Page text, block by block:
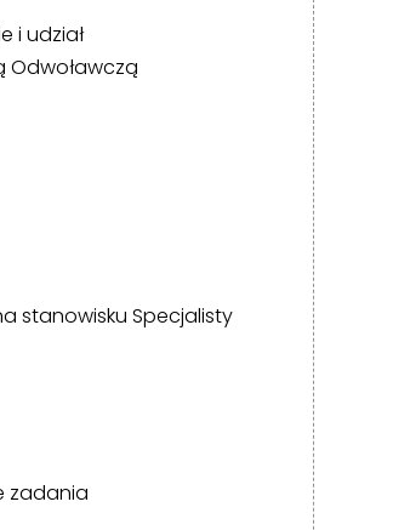
i udział
Odwoławczą
stanowisku Specjalisty
zadania